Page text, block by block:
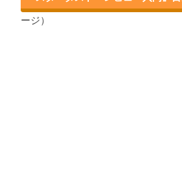
スタレビの楽しみ方③ 【根本要のラジオ番
ージ）